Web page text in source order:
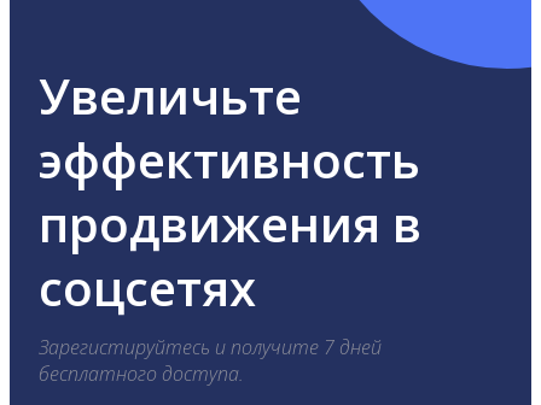
Увеличьте
эффективность
продвижения в
соцсетях
Зарегистируйтесь и получите 7 дней
бесплатного доступа.